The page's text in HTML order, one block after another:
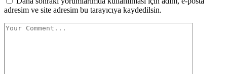
adresim ve site adresim bu tarayıcıya kaydedilsin.